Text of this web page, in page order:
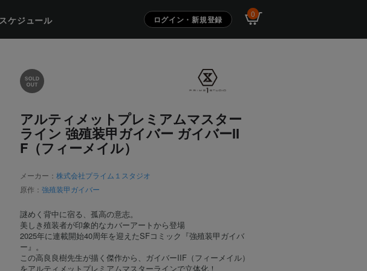
ケジュール ログイン・新規登録
0
アルティメットプレミアムマスター
ライン 強殖装甲ガイバー ガイバーII
F（フィーメイル）
メーカー：株式会社プライム１スタジオ
原作：強殖装甲ガイバー
謎めく背中に宿る、孤高の意志。
美しき殖装者が印象的なカバーアートから登場
2025年に連載開始40周年を迎えたSFコミック『強殖装甲ガイバ
ー』。
この高良良樹先生が描く傑作から、ガイバーIIF（フィーメイル）
をアルティメットプレミアムマスターラインで立体化！